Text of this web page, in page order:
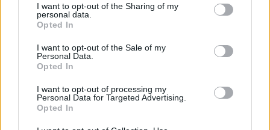
I want to opt-out of the Sharing of my
personal data.
Opted In
I want to opt-out of the Sale of my
Personal Data.
Opted In
I want to opt-out of processing my
Personal Data for Targeted Advertising.
Opted In
07/08/2026 - 16:11 ΕΠΙΧΕΙΡΗΣΕΙΣ
Συνάλλαγμα: Το ευρώ ενισχύεται 0,08%, στα
1,1534 δολάρια
07/08/2026 - 15:45
Χρηματιστήριο: Στις 2.623,19 μονάδες ο Γενικός
Δείκτης Τιμών, με άνοδο 0,57%
07/08/2026 - 15:21